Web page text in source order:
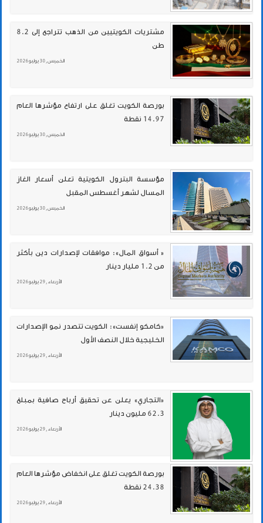
مشتريات الكويتيين من الذهب تتراجع إلى 8.2
طن
الخميس , 30 يوليو 2026
بورصة الكويت تغلق على ارتفاع مؤشرها العام
14.97 نقطة
الخميس , 30 يوليو 2026
مؤسسة البترول الكويتية تعلن أسعار الغاز
المسال لشهر أغسطس المقبل
الخميس , 30 يوليو 2026
« أسواق المال»: موافقات لإصدارات دين بأكثر
من 1.2 مليار دينار
الأربعاء , 29 يوليو 2026
«كامكو إنفست»: الكويت تتصدر نمو الإصدارات
الخليجية خلال النصف الأول
الأربعاء , 29 يوليو 2026
«التجاري» يعلن عن تحقيق أرباح صافية بمبلغ
62.3 مليون دينار
الأربعاء , 29 يوليو 2026
بورصة الكويت تغلق على انخفاض مؤشرها العام
24.38 نقطة
الأربعاء , 29 يوليو 2026